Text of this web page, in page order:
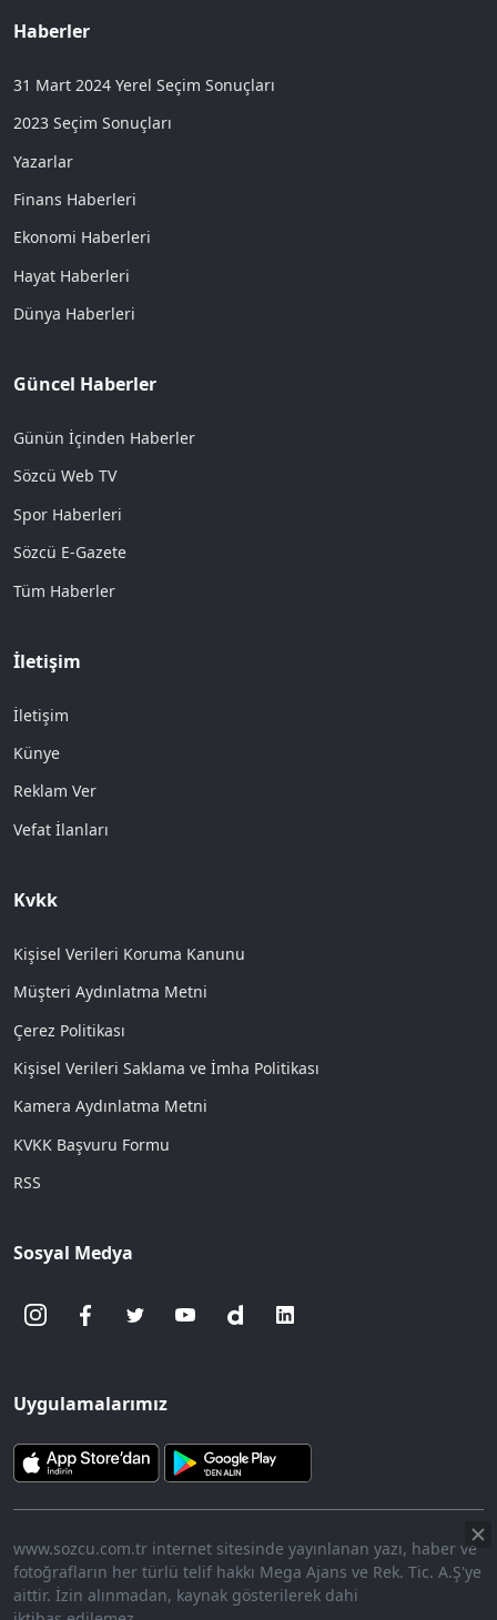
Haberler
31 Mart 2024 Yerel Seçim Sonuçları
2023 Seçim Sonuçları
Yazarlar
Finans Haberleri
Ekonomi Haberleri
Hayat Haberleri
Dünya Haberleri
Güncel Haberler
Günün İçinden Haberler
Sözcü Web TV
Spor Haberleri
Sözcü E-Gazete
Tüm Haberler
İletişim
İletişim
Künye
Reklam Ver
Vefat İlanları
Kvkk
Kişisel Verileri Koruma Kanunu
Müşteri Aydınlatma Metni
Çerez Politikası
Kişisel Verileri Saklama ve İmha Politikası
Kamera Aydınlatma Metni
KVKK Başvuru Formu
RSS
Sosyal Medya
Uygulamalarımız
www.sozcu.com.tr internet sitesinde yayınlanan yazı, haber ve
fotoğrafların her türlü telif hakkı Mega Ajans ve Rek. Tic. A.Ş'ye
aittir. İzin alınmadan, kaynak gösterilerek dahi